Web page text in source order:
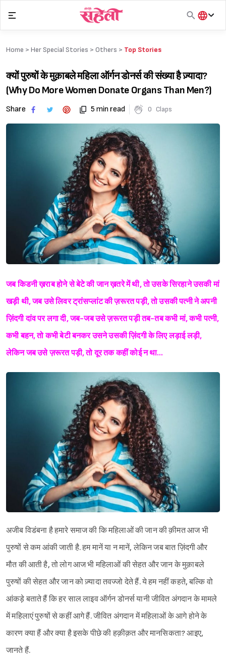
content
हिंदी
Home > Her Special Stories > Others > Top Stories
क्यों पुरुषों के मुक़ाबले महिला ऑर्गन डोनर्स की संख्या है ज़्यादा?
(Why Do More Women Donate Organs Than Men?)
Share 5 min read 0 Claps
जब किडनी ख़राब होने से बेटे की जान ख़तरे में थी, तो उसके सिरहाने उसकी मां
खड़ी थी, जब उसे लिवर ट्रांसप्लांट की ज़रूरत पड़ी, तो उसकी पत्नी ने अपनी
ज़िंदगी दांव पर लगा दी, जब-जब उसे ज़रूरत पड़ी तब-तब कभी मां, कभी पत्नी,
कभी बहन, तो कभी बेटी बनकर उसने उसकी ज़िंदगी के लिए लड़ाई लड़ी,
लेकिन जब उसे ज़रूरत पड़ी, तो दूर तक कहीं कोई न था…
अजीब विडंबना है हमारे समाज की कि महिलाओं की जान की क़ीमत आज भी
पुरुषों से कम आंकी जाती है. हम मानें या न मानें, लेकिन जब बात ज़िंदगी और
मौत की आती है, तो लोग आज भी महिलाओं की सेहत और जान के मुक़ाबले
पुरुषों की सेहत और जान को ज़्यादा तवज्जो देते हैं. ये हम नहीं कहते, बल्कि वो
आंकड़े बताते हैं कि हर साल लाइव ऑर्गन डोनर्स यानी जीवित अंगदान के मामले
में महिलाएं पुरुषों से कहीं आगे हैं. जीवित अंगदान में महिलाओं के आगे होने के
कारण क्या हैं और क्या है इसके पीछे की हक़ीक़त और मानसिकता? आइए,
जानते हैं.